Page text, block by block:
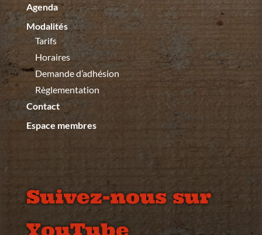
Agenda
Modalités
Tarifs
Horaires
Demande d’adhésion
Règlementation
Contact
Espace membres
Suivez-nous sur
YouTube